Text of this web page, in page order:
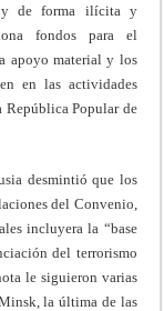
y de forma ilícita y
fondos para el
apoyo material y los
en las actividades
República Popular de
desmintió que los
del Convenio,
incluyera la “base
del terrorismo
le siguieron varias
la última de las